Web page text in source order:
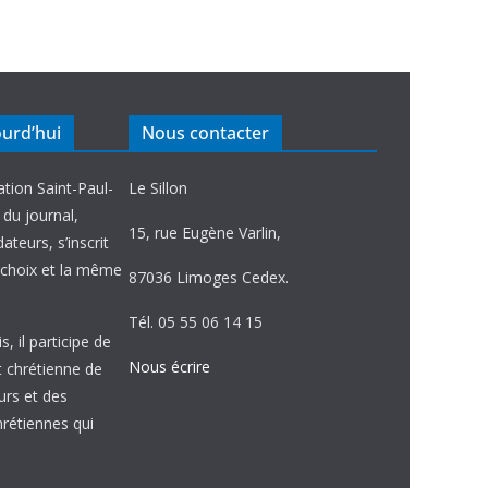
Saint-Paul-
journal,
s’inscrit
et la même
il participe de
chrétienne de
et des
qui
Nous contacter
Le Sillon
15, rue Eugène Varlin,
87036 Limoges Cedex.
Tél. 05 55 06 14 15
Nous écrire